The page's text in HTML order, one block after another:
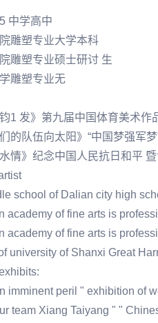
中学高中
雕塑专业大学本科
雕塑专业硕士研讨 生
雕塑专业无
1 发》第九届中国体育美术作
的队伍向太阳》“中国梦强军
情》 纪念中国人民抗日和平
school of Dalian city high
academy of fine arts is
academy of fine arts is
university of Shanxi Great
imminent peril " exhibition of
team Xiang Taiyang " "